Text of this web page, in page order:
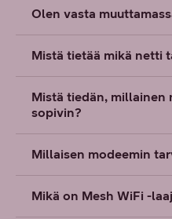
Olen vasta
Mistä tietää mikä netti
Mistä tiedän, millainen
sopivin?
Millaisen modeemin
Mikä on Mesh WiFi -